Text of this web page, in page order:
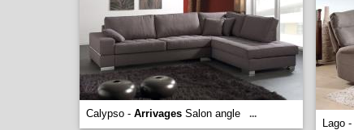
Calypso - Arrivages Salon angle ...
Lago -